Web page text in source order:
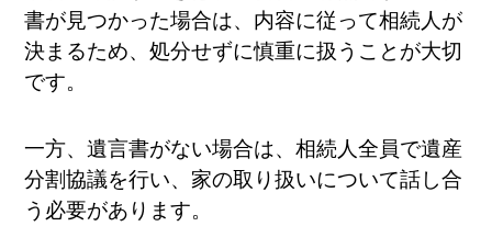
書が見つかった場合は、内容に従って相続人が
決まるため、処分せずに慎重に扱うことが大切
です。
一方、遺言書がない場合は、相続人全員で遺産
分割協議を行い、家の取り扱いについて話し合
う必要があります。